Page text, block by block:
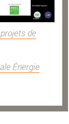
de
Énergie